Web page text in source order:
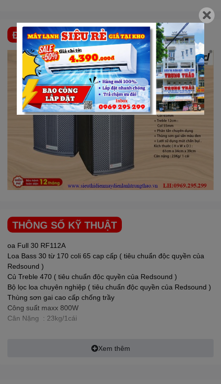
ĐẶC ĐIỂM NỔI BẬT
THÔNG SỐ KỸ THUẬT
oa Full 30 RF112A
Loa Bass 30 từ 170 coli 65 cap cấp ( tiêu chuẩn độc quyền của
Redsound )
Củ Treble 470 ( tiêu chuẩn độc quyền của Redsound )
Bộ lọc loa chuyên nghiệp ( tiêu chuẩn độc quyền của Redsound )
Thùng sơn gai cao cấp chống trầy
Công suất maxx 800W
Cân Nặng : 23kg/1cái
Xem thêm